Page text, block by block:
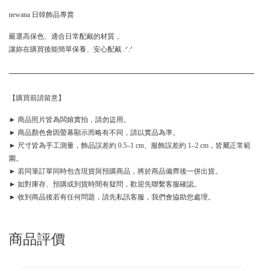
newana 日韓飾品專賣
嚴選高保色、適合日常配戴的材質，
讓妳在購買後能簡單保養、安心配戴 .ᐟ.ᐟ
【購買前請留意】
► 商品照片皆為闆娘實拍，請勿盜用。
► 商品顏色會因螢幕顯示而略有不同，請以實品為準。
► 尺寸皆為手工測量，飾品誤差約 0.5–1 cm、服飾誤差約 1–2 cm，皆屬正常範
圍。
► 若同筆訂單同時包含現貨與預購商品，將於商品備齊後一併出貨。
► 如對庫存、預購或到貨時間有疑問，歡迎先聯繫客服確認。
► 收到商品後若有任何問題，請先私訊客服，我們會協助您處理。
商品評價